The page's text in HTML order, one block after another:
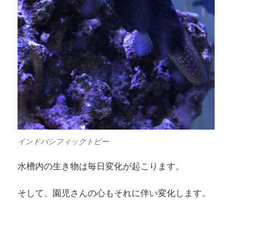
インドパシフィックトビー
水槽内の生き物は毎日変化が起こります。
そして、園児さんの心もそれに伴い変化します。